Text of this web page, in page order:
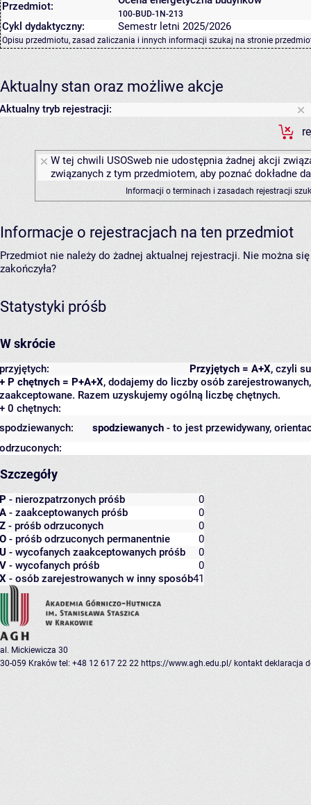
Przedmiot:
100-BUD-1N-213
Cykl dydaktyczny: Semestr letni 2025/2026
Opisu przedmiotu, zasad zaliczania i innych informacji szukaj na stronie
Aktualny stan oraz możliwe akcje
Aktualny tryb rejestracji:
W tej chwili USOSweb nie udostępnia żadnej akcji
związanych z tym przedmiotem, aby poznać dokładne
Informacji o terminach i zasadach rejestracji
Informacje o rejestracjach na ten przedmiot
Przedmiot nie należy do żadnej aktualnej rejestracji. Nie można
zakończyła?
Statystyki próśb
W skrócie
Przyjętych = A+X, czyli
przyjętych:
+ P chętnych = P+A+X, dodajemy do liczby osób
zaakceptowane. Razem uzyskujemy ogólną liczbę chętnych.
+ 0 chętnych:
spodziewanych - to jest przewidywany,
spodziewanych:
odrzuconych:
Szczegóły
P - nierozpatrzonych próśb
0
A - zaakceptowanych próśb
0
Z - próśb odrzuconych
0
O - próśb odrzuconych permanentnie
0
U - wycofanych zaakceptowanych próśb
0
V - wycofanych próśb
0
X - osób zarejestrowanych w inny sposób41
al. Mickiewicza 30
30-059 Kraków tel: +48 12 617 22 22 https://www.agh.edu.pl/ kontakt deklaracja